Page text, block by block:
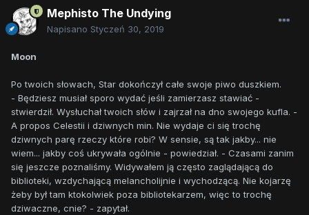
Mephisto The Undying
Napisano Styczeń 30, 2019
Moon
Po twoich słowach, Star dokończył całe swoje piwo duszkiem.
- Będziesz musiał sporo wydać jeśli zamierzasz stawiać -
stwierdził. Wysłuchał twoich słów i zajrzał na dno swojego kufla. -
A propos Celestii i dziwnych min. Nie wydaje ci się trochę
dziwnych parę rzeczy które robi? W sensie, są tak jakby... nie
wiem... jakby coś ukrywała ogólnie - powiedział. - Czasami zanim
się jeszcze poznaliśmy. Widywałem ją często zaglądającą do
biblioteki, wzdychającą melancholijnie i wychodzącą. Nie kojarzę
żeby był tam ktokolwiek poza bibliotekarzem, więc to trochę
dziwaczne, cnie? - zapytał.